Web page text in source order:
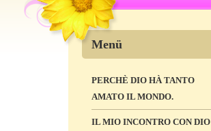
Menü
PERCHÈ DIO HÀ TANTO
AMATO IL MONDO.
IL MIO INCONTRO CON DIO